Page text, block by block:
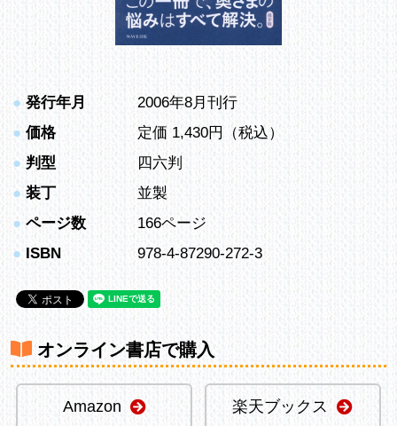
● 発行年月
2006年8月刊行
● 価格
定価 1,430円（税込）
● 判型
四六判
● 装丁
並製
● ページ数
166ページ
● ISBN 978-4-87290-272-3
オンライン書店で購入
Amazon 楽天ブックス